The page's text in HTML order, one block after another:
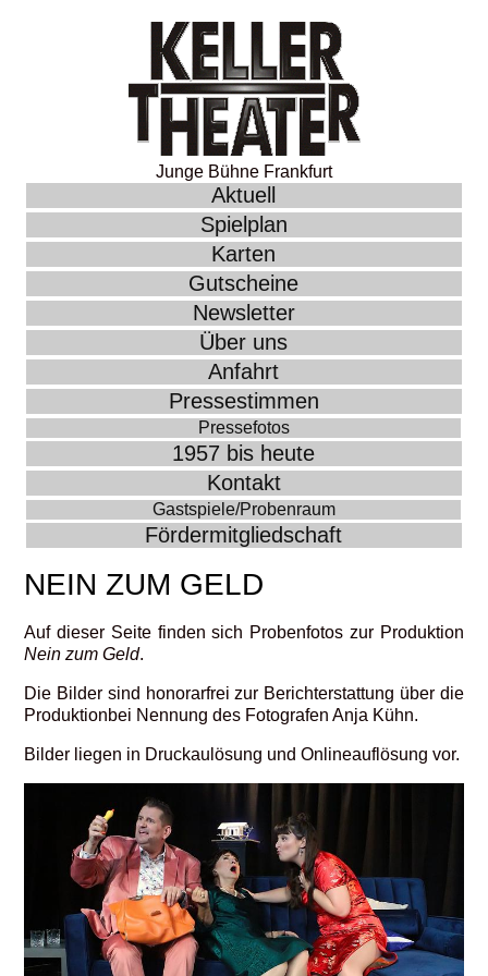
Junge Bühne Frankfurt
Aktuell
Spielplan
Karten
Gutscheine
Newsletter
Über uns
Anfahrt
Pressestimmen
Pressefotos
1957 bis heute
Kontakt
Gastspiele/Probenraum
Fördermitgliedschaft
NEIN ZUM GELD
Auf dieser Seite finden sich Probenfotos zur Produktion
Nein zum Geld.
Die Bilder sind honorarfrei zur Berichterstattung über die
Produktionbei Nennung des Fotografen Anja Kühn.
Bilder liegen in Druckaulösung und Onlineauflösung vor.